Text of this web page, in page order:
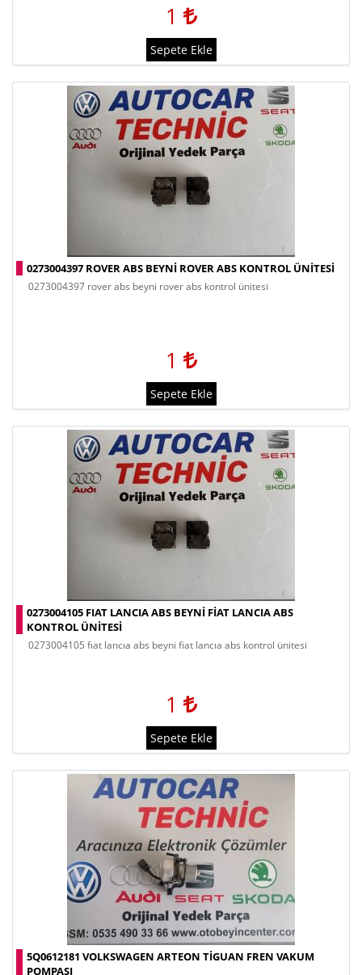
1
Sepete Ekle
0273004397 ROVER ABS BEYNI ROVER ABS KONTROL ÜNITESI
0273004397 rover abs beyni rover abs kontrol ünitesi
1
Sepete Ekle
0273004105 FIAT LANCIA ABS BEYNI FIAT LANCIA ABS
KONTROL ÜNITESI
0273004105 fıat lancıa abs beyni fiat lancıa abs kontrol ünitesi
1
Sepete Ekle
5Q0612181 VOLKSWAGEN ARTEON TIGUAN FREN VAKUM
POMPASI